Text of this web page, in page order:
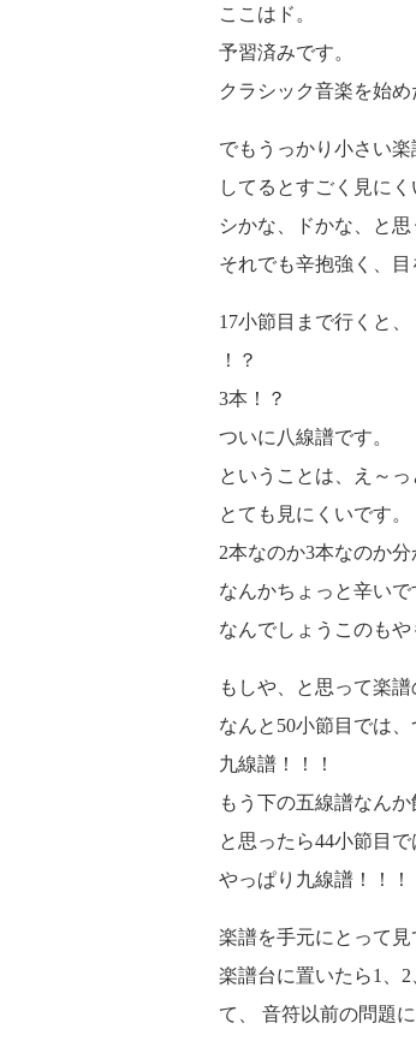
ここはド。
予習済みです。
クラシック音楽を始
でもうっかり小さい
してるとすごく見にく
シかな、ドかな、と思
それでも辛抱強く、目
17小節目まで行くと、
！？
3本！？
ついに八線譜です。
ということは、え～っ
とても見にくいです。
2本なのか3本なのか分
なんかちょっと辛いで
なんでしょうこのもや
もしや、と思って楽譜
なんと50小節目では、
九線譜！！！
もう下の五線譜なんか
と思ったら44小節目
やっぱり九線譜！！！
楽譜を手元にとって見
楽譜台に置いたら1、
て、 音符以前の問題